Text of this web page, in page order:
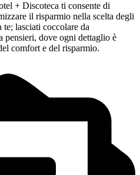
+ Discoteca ti consente di
il risparmio nella scelta degli
lasciati coccolare da
pensieri, dove ogni dettaglio è
comfort e del risparmio.